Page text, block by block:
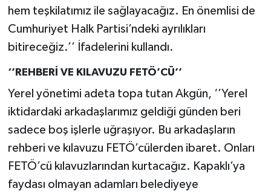
hem teşkilatımız ile sağlayacağız. En önemlisi de
Cumhuriyet Halk Partisi’ndeki ayrılıkları
bitireceğiz.’’ İfadelerini kullandı.
‘’REHBERİ VE KILAVUZU FETÖ’CÜ’’
Yerel yönetimi adeta topa tutan Akgün, ‘’Yerel
iktidardaki arkadaşlarımız geldiği günden beri
sadece boş işlerle uğraşıyor. Bu arkadaşların
rehberi ve kılavuzu FETÖ’cülerden ibaret. Onları
FETÖ’cü kılavuzlarından kurtacağız. Kapaklı’ya
faydası olmayan adamları belediyeye